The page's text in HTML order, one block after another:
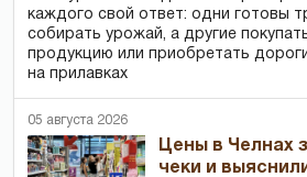
каждого свой ответ: одни готовы
собирать урожай, а другие
продукцию или приобретать
на прилавках
05 августа 2026
Цены в Челнах
чеки и